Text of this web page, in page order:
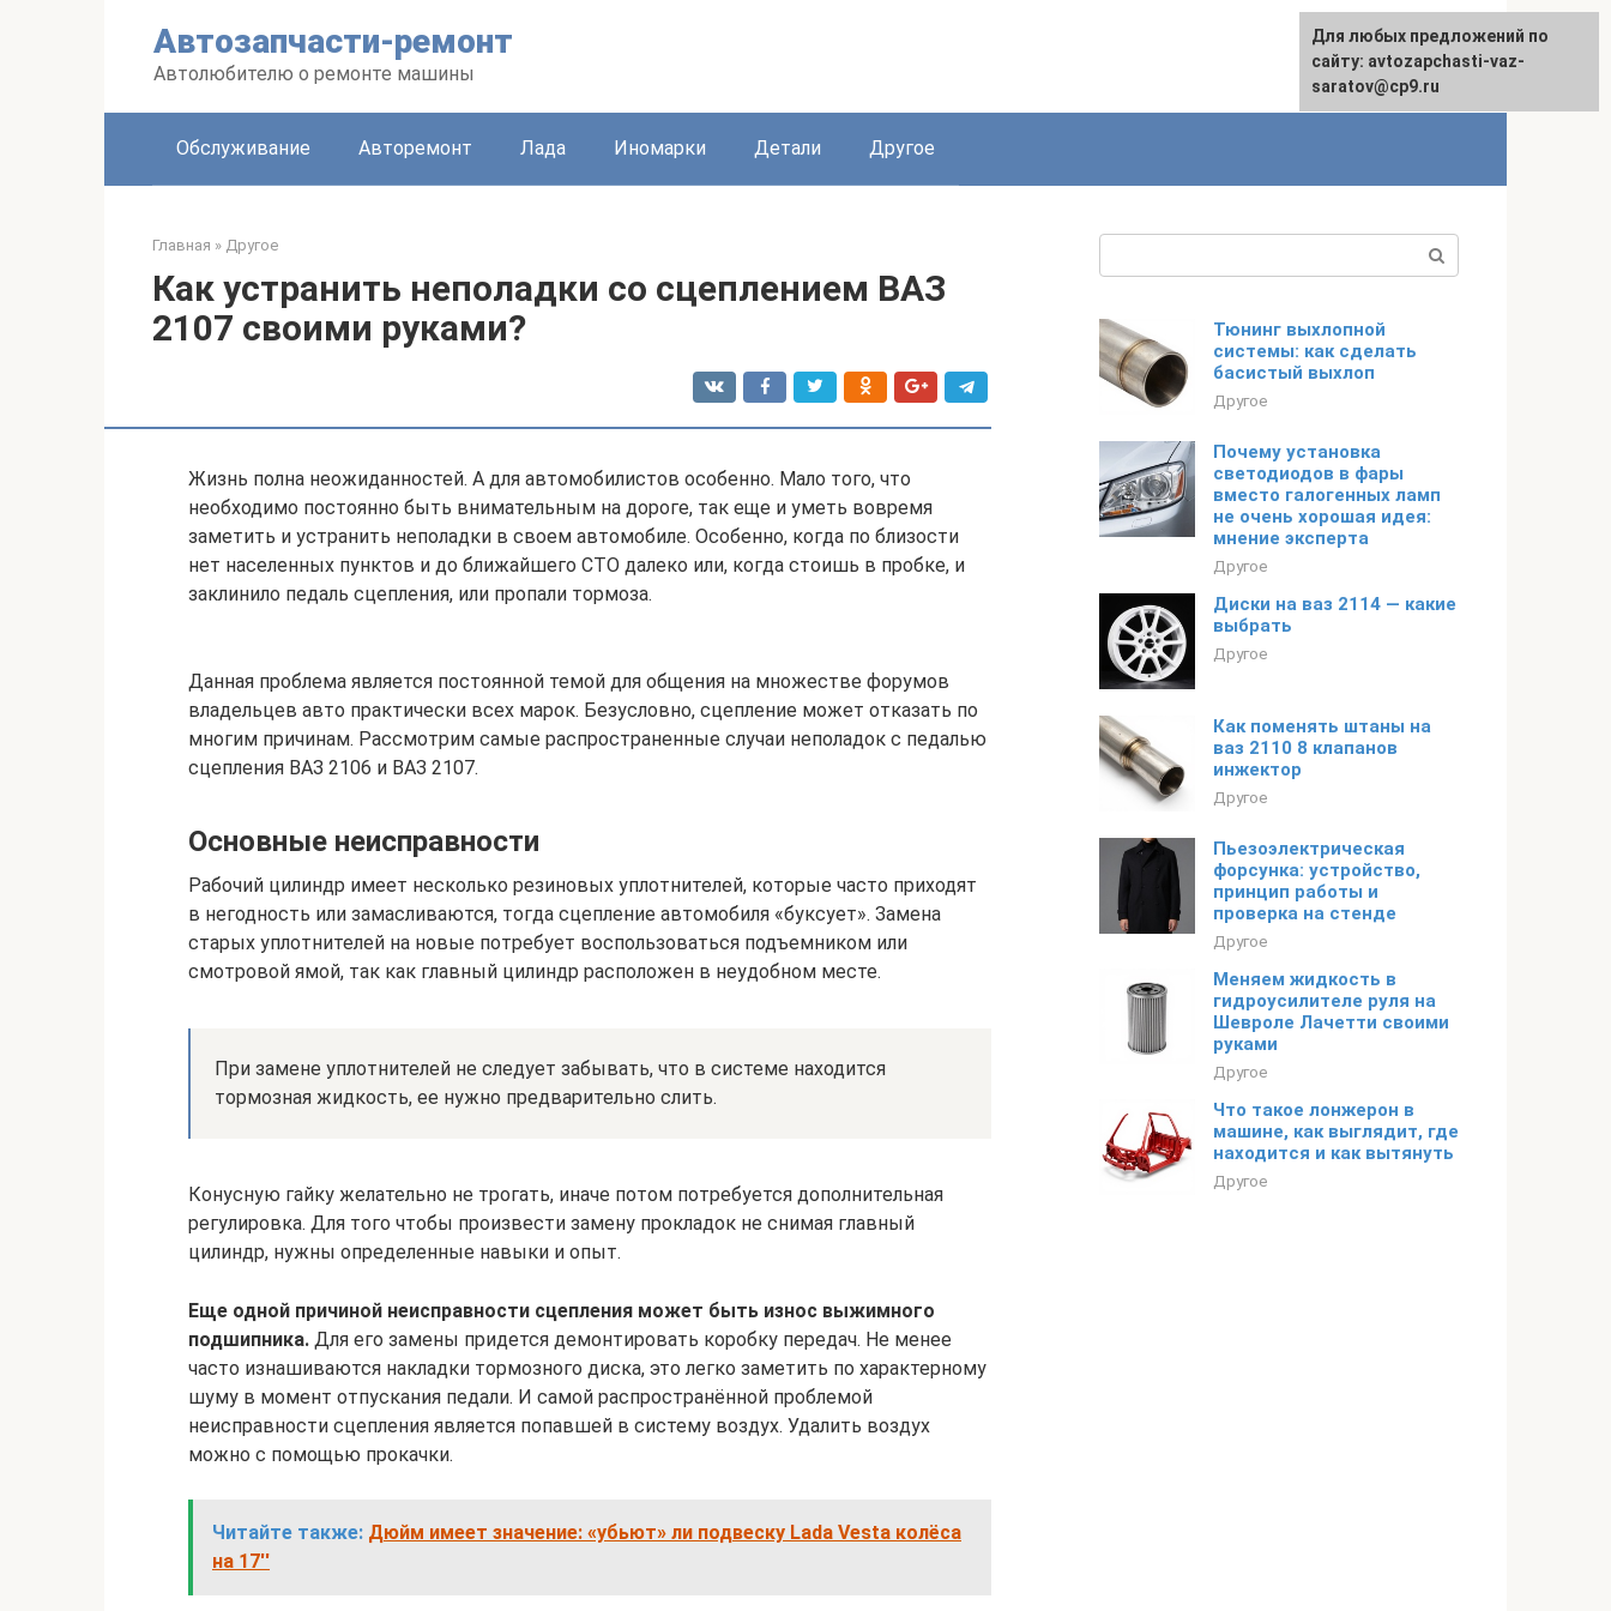
Автозапчасти-ремонт
Автолюбителю о ремонте машины
English
Обслуживание Авторемонт Лада Иномарки Детали Другое
Главная » Другое
Как устранить неполадки со сцеплением ВАЗ
2107 своими руками?
Жизнь полна неожиданностей. А для автомобилистов особенно. Мало того, что
необходимо постоянно быть внимательным на дороге, так еще и уметь вовремя
заметить и устранить неполадки в своем автомобиле. Особенно, когда по близости
нет населенных пунктов и до ближайшего СТО далеко или, когда стоишь в пробке, и
заклинило педаль сцепления, или пропали тормоза.
Данная проблема является постоянной темой для общения на множестве форумов
владельцев авто практически всех марок. Безусловно, сцепление может отказать по
многим причинам. Рассмотрим самые распространенные случаи неполадок с педалью
сцепления ВАЗ 2106 и ВАЗ 2107.
Основные неисправности
Рабочий цилиндр имеет несколько резиновых уплотнителей, которые часто приходят
в негодность или замасливаются, тогда сцепление автомобиля «буксует». Замена
старых уплотнителей на новые потребует воспользоваться подъемником или
смотровой ямой, так как главный цилиндр расположен в неудобном месте.
При замене уплотнителей не следует забывать, что в системе находится
тормозная жидкость, ее нужно предварительно слить.
Конусную гайку желательно не трогать, иначе потом потребуется дополнительная
регулировка. Для того чтобы произвести замену прокладок не снимая главный
цилиндр, нужны определенные навыки и опыт.
Еще одной причиной неисправности сцепления может быть износ выжимного
подшипника. Для его замены придется демонтировать коробку передач. Не менее
часто изнашиваются накладки тормозного диска, это легко заметить по характерному
шуму в момент отпускания педали. И самой распространённой проблемой
неисправности сцепления является попавшей в систему воздух. Удалить воздух
можно с помощью прокачки.
Читайте также: Дюйм имеет значение: «убьют» ли подвеску Lada Vesta колёса
на 17''
Тюнинг выхлопной
системы: как сделать
басистый выхлоп
Другое
Почему установка
светодиодов в фары
вместо галогенных ламп
не очень хорошая идея:
мнение эксперта
Другое
Диски на ваз 2114 — какие
выбрать
Другое
Как поменять штаны на
ваз 2110 8 клапанов
инжектор
Другое
Пьезоэлектрическая
форсунка: устройство,
принцип работы и
проверка на стенде
Другое
Меняем жидкость в
гидроусилителе руля на
Шевроле Лачетти своими
руками
Другое
Что такое лонжерон в
машине, как выглядит, где
находится и как вытянуть
Другое
Для любых предложений по
сайту: avtozapchasti-vaz-
saratov@cp9.ru